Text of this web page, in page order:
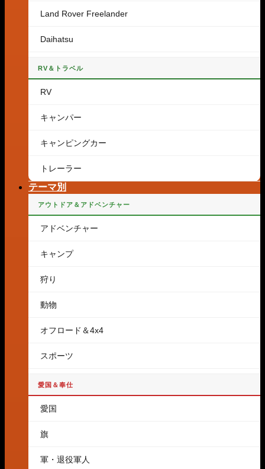
Land Rover Freelander
Daihatsu
RV＆トラベル
RV
キャンパー
キャンピングカー
トレーラー
テーマ別
アウトドア＆アドベンチャー
アドベンチャー
キャンプ
狩り
動物
オフロード＆4x4
スポーツ
愛国＆奉仕
愛国
旗
軍・退役軍人